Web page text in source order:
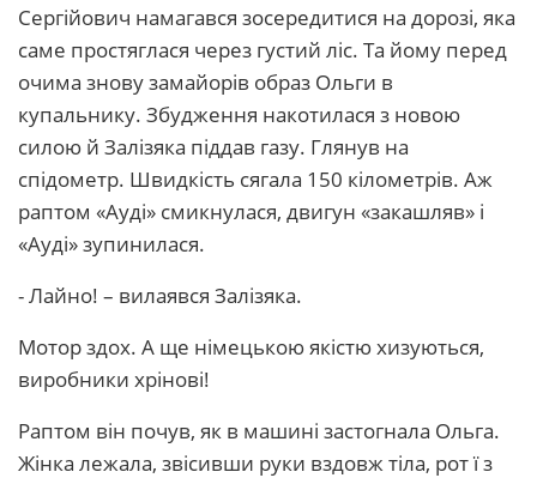
Сергійович намагався зосередитися на дорозі, яка
саме простяглася через густий ліс. Та йому перед
очима знову замайорів образ Ольги в
купальнику. Збудження накотилася з новою
силою й Залізяка піддав газу. Глянув на
спідометр. Швидкість сягала 150 кілометрів. Аж
раптом «Ауді» смикнулася, двигун «закашляв» і
«Ауді» зупинилася.
- Лайно! – вилаявся Залізяка.
Мотор здох. А ще німецькою якістю хизуються,
виробники хрінові!
Раптом він почув, як в машині застогнала Ольга.
Жінка лежала, звісивши руки вздовж тіла, рот ї з